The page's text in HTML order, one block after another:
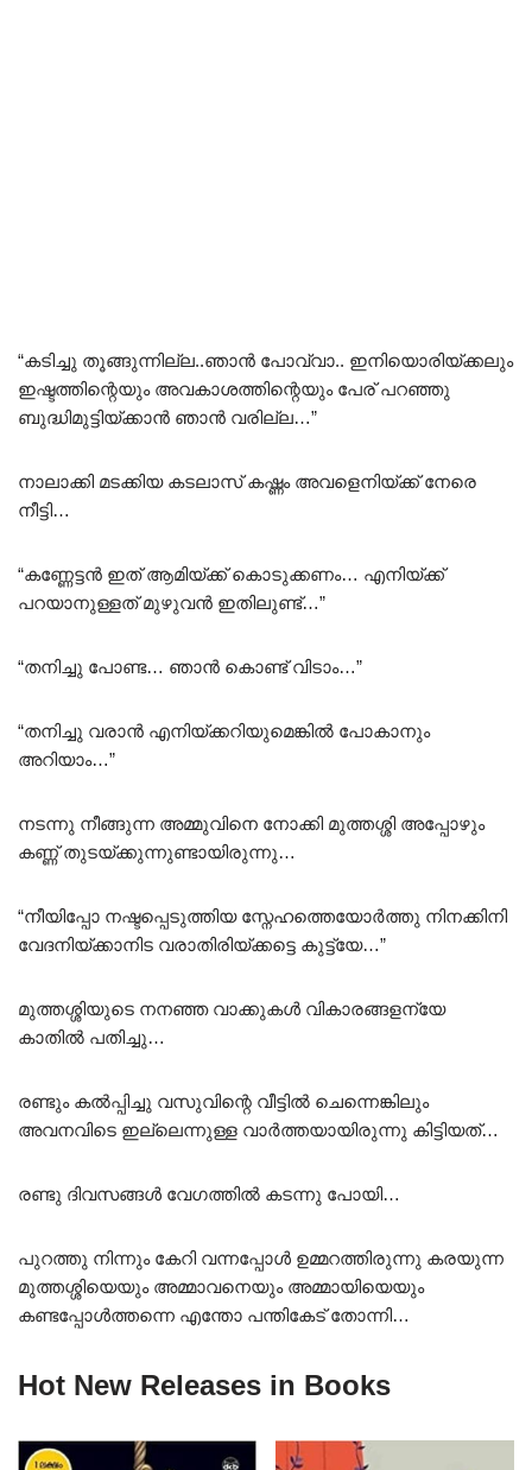
“കടിച്ചു തൂങ്ങുന്നില്ല..ഞാൻ പോവ്വാ.. ഇനിയൊരിയ്ക്കലും
ഇഷ്ടത്തിന്റെയും അവകാശത്തിന്റെയും പേര് പറഞ്ഞു
ബുദ്ധിമുട്ടിയ്ക്കാൻ ഞാൻ വരില്ല…”
നാലാക്കി മടക്കിയ കടലാസ് കഷ്ണം അവളെനിയ്ക്ക് നേരെ
നീട്ടി…
“കണ്ണേട്ടൻ ഇത് ആമിയ്ക്ക് കൊടുക്കണം… എനിയ്ക്ക്
പറയാനുള്ളത് മുഴുവൻ ഇതിലുണ്ട്…”
“തനിച്ചു പോണ്ട… ഞാൻ കൊണ്ട് വിടാം…”
“തനിച്ചു വരാൻ എനിയ്ക്കറിയുമെങ്കിൽ പോകാനും
അറിയാം…”
നടന്നു നീങ്ങുന്ന അമ്മുവിനെ നോക്കി മുത്തശ്ശി അപ്പോഴും
കണ്ണ് തുടയ്ക്കുന്നുണ്ടായിരുന്നു…
“നീയിപ്പോ നഷ്ടപ്പെടുത്തിയ സ്നേഹത്തെയോർത്തു നിനക്കിനി
വേദനിയ്ക്കാനിട വരാതിരിയ്ക്കട്ടെ കുട്ട്യേ…”
മുത്തശ്ശിയുടെ നനഞ്ഞ വാക്കുകൾ വികാരങ്ങളന്യേ
കാതിൽ പതിച്ചു…
രണ്ടും കൽപ്പിച്ചു വസുവിന്റെ വീട്ടിൽ ചെന്നെങ്കിലും
അവനവിടെ ഇല്ലെന്നുള്ള വാർത്തയായിരുന്നു കിട്ടിയത്…
രണ്ടു ദിവസങ്ങൾ വേഗത്തിൽ കടന്നു പോയി…
പുറത്തു നിന്നും കേറി വന്നപ്പോൾ ഉമ്മറത്തിരുന്നു കരയുന്ന
മുത്തശ്ശിയെയും അമ്മാവനെയും അമ്മായിയെയും
കണ്ടപ്പോൾത്തന്നെ എന്തോ പന്തികേട് തോന്നി…
Hot New Releases in Books